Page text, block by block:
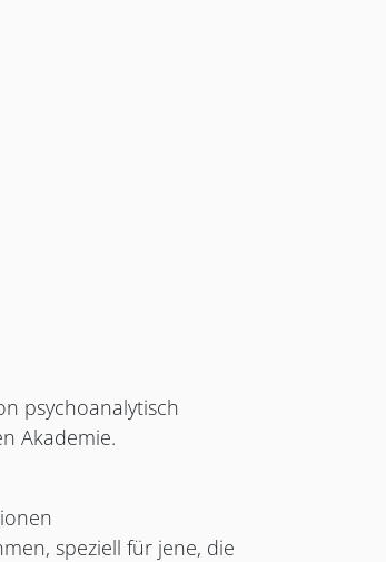
psychoanalytisch
Akademie.
speziell für jene, die